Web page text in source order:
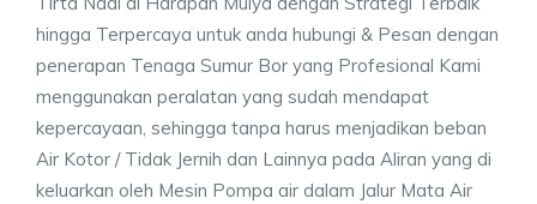
hingga Terpercaya untuk anda hubungi & Pesan dengan
penerapan Tenaga Sumur Bor yang Profesional Kami
menggunakan peralatan yang sudah mendapat
kepercayaan, sehingga tanpa harus menjadikan beban
Air Kotor / Tidak Jernih dan Lainnya pada Aliran yang di
keluarkan oleh Mesin Pompa air dalam Jalur Mata Air